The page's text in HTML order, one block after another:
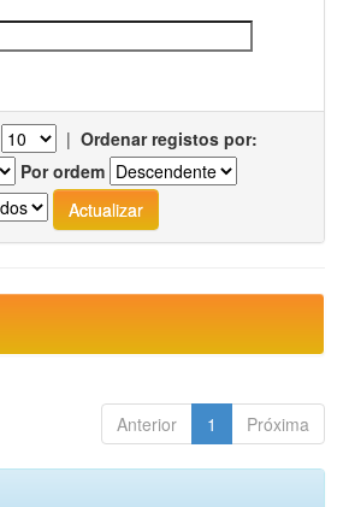
| Ordenar registos por:
Por ordem
Anterior 1 Próxima